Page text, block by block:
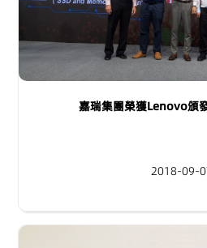
嘉瑞集團榮獲Lenovo頒
2018-09-